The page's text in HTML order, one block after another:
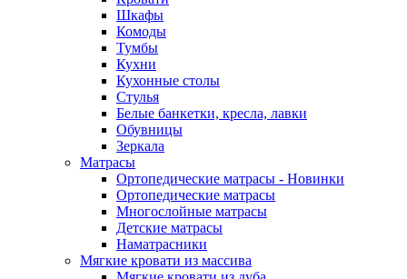
Шкафы
Комоды
Тумбы
Кухни
Кухонные столы
Стулья
Белые банкетки, кресла, лавки
Обувницы
Зеркала
Матрасы
Ортопедические матрасы - Новинки
Ортопедические матрасы
Многослойные матрасы
Детские матрасы
Наматрасники
Мягкие кровати из массива